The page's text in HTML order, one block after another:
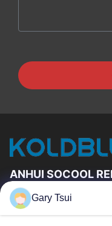
ANHUI SOCOOL
দ্রুত লিঙ্কGary Tsui